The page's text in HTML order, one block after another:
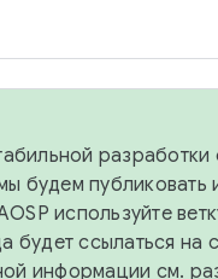
разработки
будем публиковать
используйте
будет ссылаться на
информации см.